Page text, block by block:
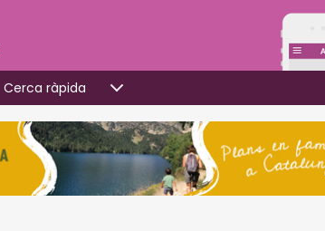
Cerca ràpida